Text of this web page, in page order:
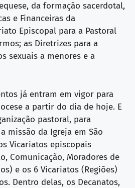
da formação sacerdotal,
e Financeiras da
Episcopal para a Pastoral
as Diretrizes para a
sexuais a menores e a
já entram em vigor para
a partir do dia de hoje. E
pastoral, para
missão da Igreja em São
Vicariatos episcopais
Comunicação, Moradores de
e os 6 Vicariatos (Regiões)
Dentro delas, os Decanatos,